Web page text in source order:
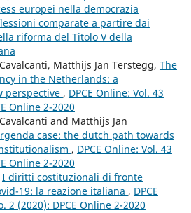
europei nella democrazia
comparate a partire dai
riforma del Titolo V della
Matthijs Jan Terstegg, The
in the Netherlands: a
perspective , DPCE Online: Vol. 43
Online 2-2020
and Matthijs Jan
case: the dutch path towards
, DPCE Online: Vol. 43
Online 2-2020
I diritti costituzionali di fronte
19: la reazione italiana , DPCE
2 (2020): DPCE Online 2-2020